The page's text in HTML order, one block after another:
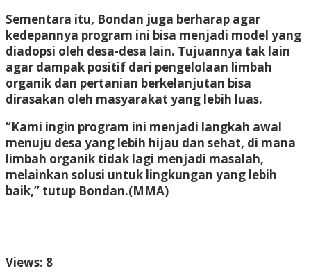
Sementara itu, Bondan juga berharap agar
kedepannya program ini bisa menjadi model yang
diadopsi oleh desa-desa lain. Tujuannya tak lain
agar dampak positif dari pengelolaan limbah
organik dan pertanian berkelanjutan bisa
dirasakan oleh masyarakat yang lebih luas.
“Kami ingin program ini menjadi langkah awal
menuju desa yang lebih hijau dan sehat, di mana
limbah organik tidak lagi menjadi masalah,
melainkan solusi untuk lingkungan yang lebih
baik,” tutup Bondan.(MMA)
Views: 8